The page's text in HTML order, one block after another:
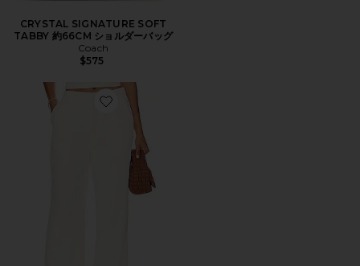
CRYSTAL SIGNATURE SOFT
TABBY 約66CM ショルダーバッグ
Coach
$575
Favorite ROMA パンツ